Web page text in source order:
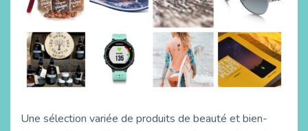
Une sélection variée de produits de beauté et bien-